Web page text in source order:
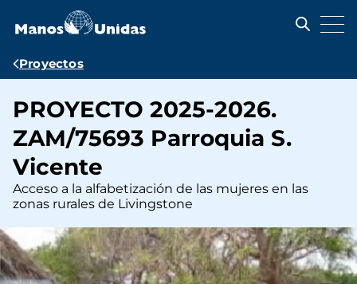
contenido
Ruta
navegación
Proyectos
PROYECTO 2025-2026.
ZAM/75693 Parroquia S.
Vicente
Acceso a la alfabetización de las mujeres en las
zonas rurales de Livingstone